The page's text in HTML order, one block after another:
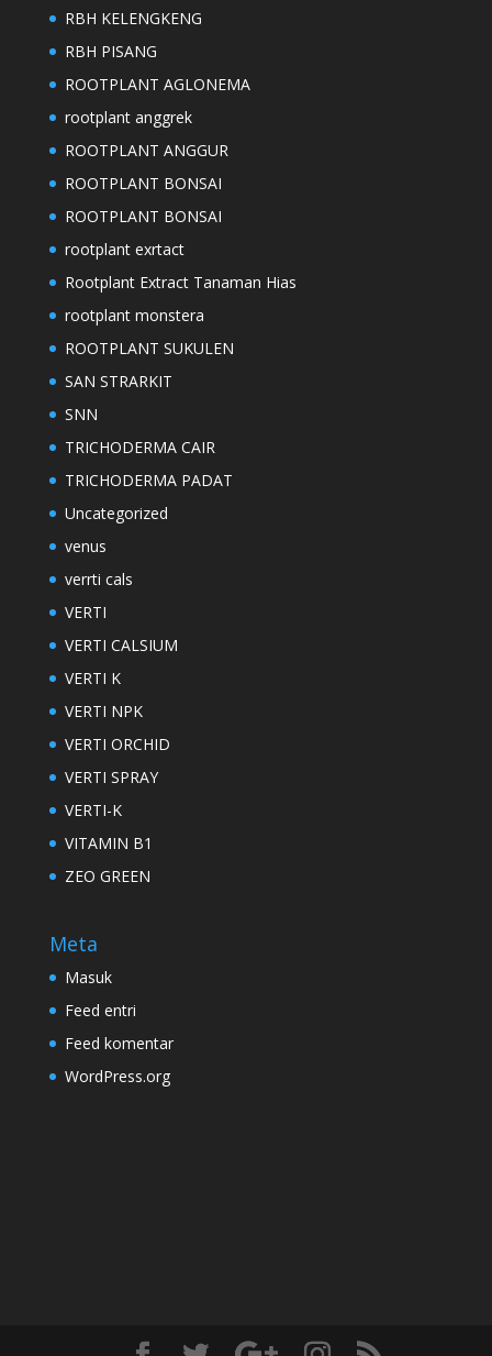
RBH KELENGKENG
RBH PISANG
ROOTPLANT AGLONEMA
rootplant anggrek
ROOTPLANT ANGGUR
ROOTPLANT BONSAI
ROOTPLANT BONSAI
rootplant exrtact
Rootplant Extract Tanaman Hias
rootplant monstera
ROOTPLANT SUKULEN
SAN STRARKIT
SNN
TRICHODERMA CAIR
TRICHODERMA PADAT
Uncategorized
venus
verrti cals
VERTI
VERTI CALSIUM
VERTI K
VERTI NPK
VERTI ORCHID
VERTI SPRAY
VERTI-K
VITAMIN B1
ZEO GREEN
Meta
Masuk
Feed entri
Feed komentar
WordPress.org